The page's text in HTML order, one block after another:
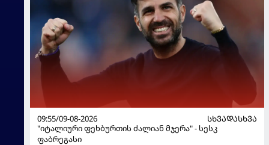
09:55/09-08-2026
ᲡᲮᲕᲐᲓᲐᲡᲮᲕᲐ
"იტალიური ფეხბურთის ძალიან მჯერა" - სესკ
ფაბრეგასი